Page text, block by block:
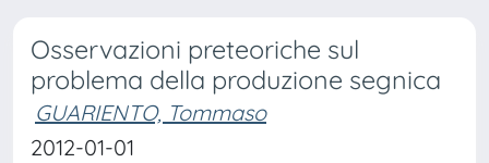
Osservazioni preteoriche sul
problema della produzione segnica
GUARIENTO, Tommaso
2012-01-01